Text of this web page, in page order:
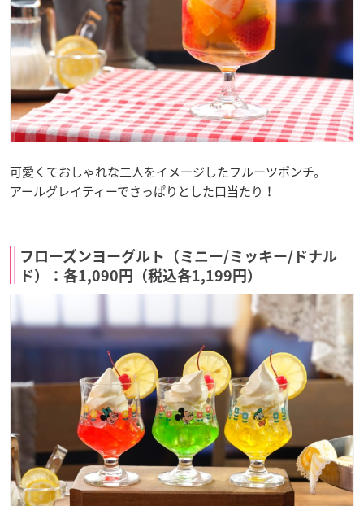
可愛くておしゃれな二人をイメージしたフルーツポンチ。
アールグレイティーでさっぱりとした口当たり！
フローズンヨーグルト（ミニー/ミッキー/ドナル
ド）：各1,090円（税込各1,199円）